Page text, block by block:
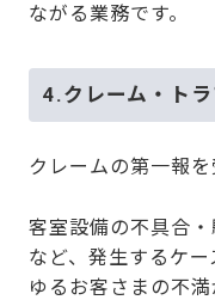
ながる業務です。
4.クレーム・ト
クレームの第一報を
客室設備の不具合
など、発生するケ
ゆるお客さまの不満